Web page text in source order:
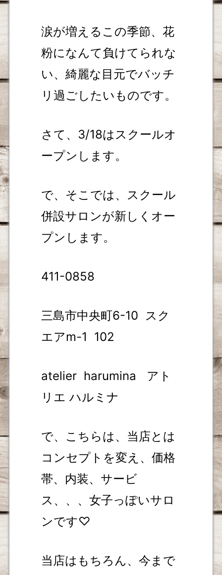
涙が増えるこの季節、花
粉になんて負けてられな
い、綺麗な目元でバッチ
リ過ごしたいものです。
さて、3/18はスクールオ
ープンします。
で、そこでは、スクール
併設サロンが新しくオー
プンします。
411-0858
三島市中央町6-10
スク
エアm-1
102
atelier harumina アト
リエ ハルミナ
で、こちらは、当店とは
コンセプトを変え、価格
帯、内装、サービ
ス、、、女子っぽいサロ
ンです♡
当店はもちろん、今まで